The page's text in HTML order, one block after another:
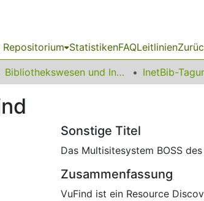
StatistikenFAQLeitlinien
Bibliothekswesen und Information InetBib-
Sonstige Titel
Das Multisitesystem BOSS des
Zusammenfassung
VuFind ist ein Resource